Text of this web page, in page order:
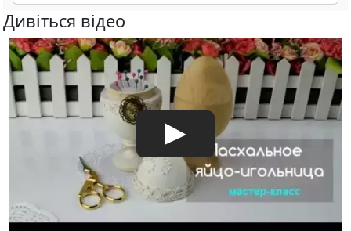
Дивіться відео